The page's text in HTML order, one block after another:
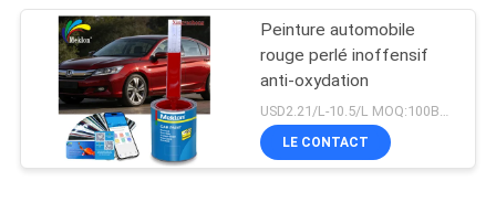
Peinture de voiture
mixte prête
Peinture automobile
rouge perlé inoffensif
anti-oxydation
USD2.21/L-10.5/L MOQ:100Boîtes
LE CONTACT